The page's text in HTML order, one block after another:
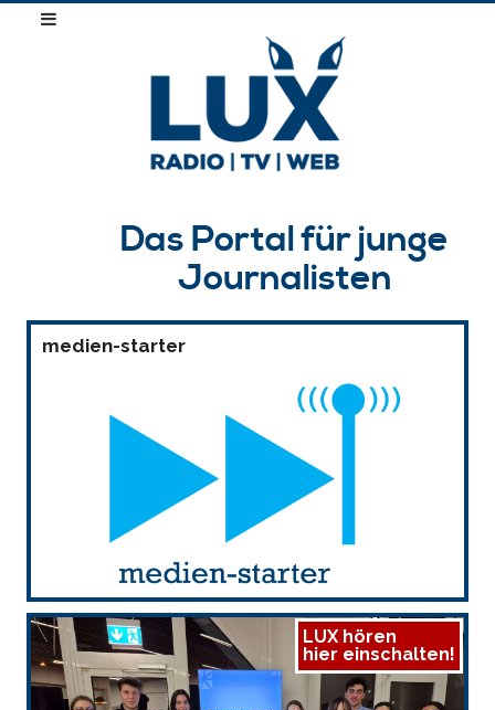
Das Portal für junge
Journalisten
medien-starter
LUX hören
hier einschalten!